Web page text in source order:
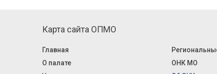
Карта сайта ОПМО
Главная
О палате
ОНК МО